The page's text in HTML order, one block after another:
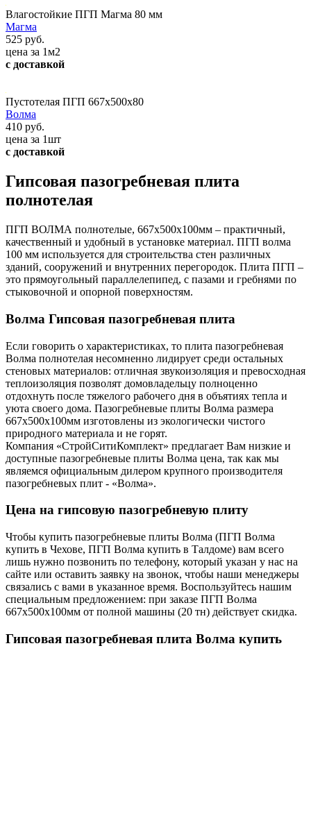
Влагостойкие ПГП Магма 80 мм
Магма
525 руб.
цена за 1м2
с доставкой
Пустотелая ПГП 667х500х80
Волма
410 руб.
цена за 1шт
с доставкой
Гипсовая пазогребневая плита
полнотелая
ПГП ВОЛМА полнотелые, 667х500х100мм – практичный,
качественный и удобный в установке материал. ПГП волма
100 мм используется для строительства стен различных
зданий, сооружений и внутренних перегородок. Плита ПГП –
это прямоугольный параллелепипед, с пазами и гребнями по
стыковочной и опорной поверхностям.
Волма Гипсовая пазогребневая плита
Если говорить о характеристиках, то плита пазогребневая
Волма полнотелая несомненно лидирует среди остальных
стеновых материалов: отличная звукоизоляция и превосходная
теплоизоляция позволят домовладельцу полноценно
отдохнуть после тяжелого рабочего дня в объятиях тепла и
уюта своего дома. Пазогребневые плиты Волма размера
667х500х100мм изготовлены из экологически чистого
природного материала и не горят.
Компания «СтройСитиКомплект» предлагает Вам низкие и
доступные пазогребневые плиты Волма цена, так как мы
являемся официальным дилером крупного производителя
пазогребневых плит - «Волма».
Цена на гипсовую пазогребневую плиту
Чтобы купить пазогребневые плиты Волма (ПГП Волма
купить в Чехове, ПГП Волма купить в Талдоме) вам всего
лишь нужно позвонить по телефону, который указан у нас на
сайте или оставить заявку на звонок, чтобы наши менеджеры
связались с вами в указанное время. Воспользуйтесь нашим
специальным предложением: при заказе ПГП Волма
667х500х100мм от полной машины (20 тн) действует скидка.
Гипсовая пазогребневая плита Волма купить